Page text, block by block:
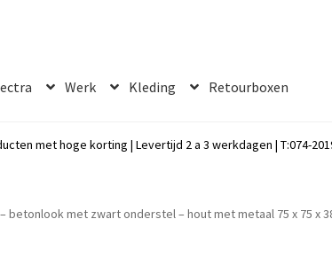
Werk Kleding Retourboxen
met hoge korting | Levertijd 2 a 3 werkdagen | T:074-
betonlook met zwart onderstel – hout met metaal 75 x 75 x